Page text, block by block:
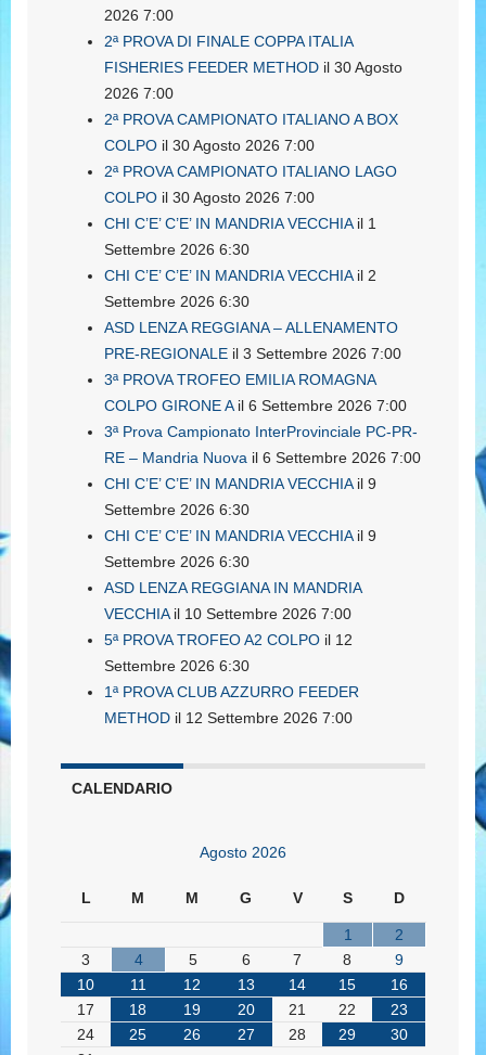
2026 7:00
2ª PROVA DI FINALE COPPA ITALIA
FISHERIES FEEDER METHOD il 30 Agosto
2026 7:00
2ª PROVA CAMPIONATO ITALIANO A BOX
COLPO il 30 Agosto 2026 7:00
2ª PROVA CAMPIONATO ITALIANO LAGO
COLPO il 30 Agosto 2026 7:00
CHI C’E’ C’E’ IN MANDRIA VECCHIAil 1
Settembre 2026 6:30
CHI C’E’ C’E’ IN MANDRIA VECCHIAil 2
Settembre 2026 6:30
ASD LENZA REGGIANA – ALLENAMENTO
PRE-REGIONALE il 3 Settembre 2026 7:00
3ª PROVA TROFEO EMILIA ROMAGNA
COLPO GIRONE Ail 6 Settembre 2026 7:00
3ª Prova Campionato InterProvinciale PC-PR-
RE – Mandria Nuova il 6 Settembre 2026 7:00
CHI C’E’ C’E’ IN MANDRIA VECCHIAil 9
Settembre 2026 6:30
CHI C’E’ C’E’ IN MANDRIA VECCHIAil 9
Settembre 2026 6:30
ASD LENZA REGGIANA IN MANDRIA
VECCHIAil 10 Settembre 2026 7:00
5ª PROVA TROFEO A2 COLPO il 12
Settembre 2026 6:30
1ª PROVA CLUB AZZURRO FEEDER
METHOD il 12 Settembre 2026 7:00
CALENDARIO
Agosto 2026
L M M G V S D
1
2
3
4 5 6 7 8
9
10
11 12 13 14 15
16
17
18 19 20 21 22
23
24
25 26 27 28 29
30